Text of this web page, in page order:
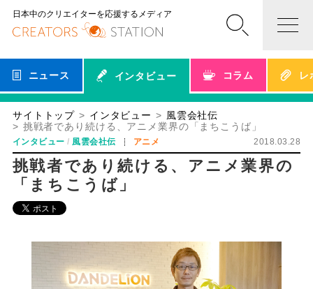
日本中のクリエイターを応援するメディア
ニュース インタビュー コラム レ
サイトトップ インタビュー
風雲会社伝
挑戦者であり続ける、アニメ業界の「まちこうば」
インタビュー 風雲会社伝 アニメ 2018.03.28
挑戦者であり続ける、アニメ業界の
「まちこうば」